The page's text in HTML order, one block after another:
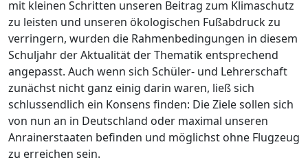
mit kleinen Schritten unseren Beitrag zum Klimaschutz
zu leisten und unseren ökologischen Fußabdruck zu
verringern, wurden die Rahmenbedingungen in diesem
Schuljahr der Aktualität der Thematik entsprechend
angepasst. Auch wenn sich Schüler- und Lehrerschaft
zunächst nicht ganz einig darin waren, ließ sich
schlussendlich ein Konsens finden: Die Ziele sollen sich
von nun an in Deutschland oder maximal unseren
Anrainerstaaten befinden und möglichst ohne Flugzeug
zu erreichen sein.